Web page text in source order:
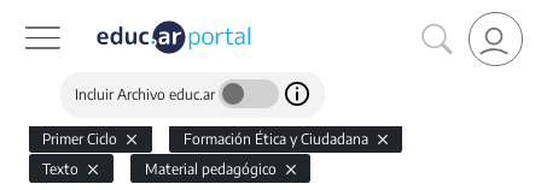
Incluir Archivo educ.ar
Primer Ciclo
Formación Ética y Ciudadana
Texto
Material pedagógico